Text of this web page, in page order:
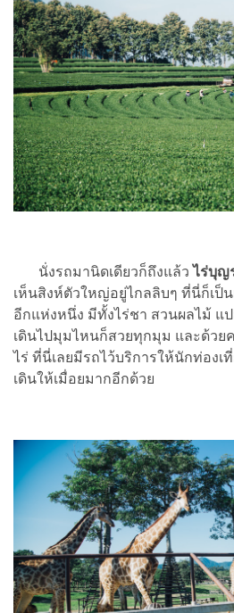
นั่งรถมานิดเดียวก็ถึงแล้ว ไร่บุญ
เห็นสิงห์ตัวใหญ่อยู่ไกลลิบๆ ที่นี่ก็เป็น
อีกแห่งหนึ่ง มีทั้งไร่ชา สวนผลไม้ แป
เดินไปมุมไหนก็สวยทุกมุม และด้วย
ไร่ ที่นี่เลยมีรถไว้บริการให้นักท่องเ
เดินให้เมื่อยมากอีกด้วย